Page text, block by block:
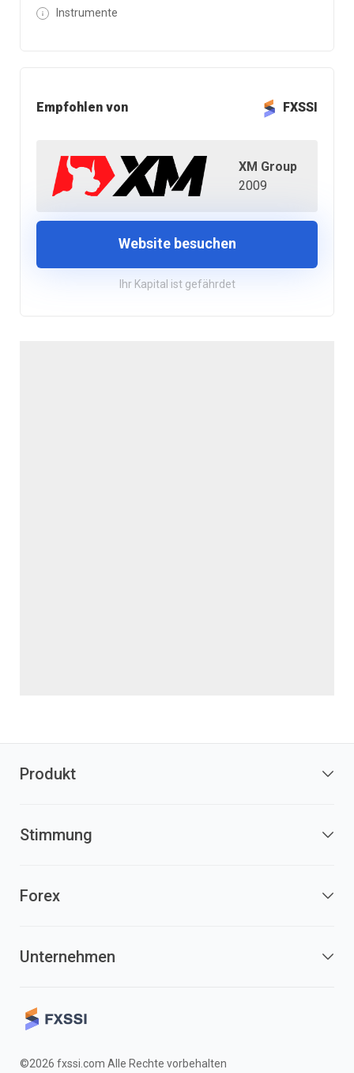
Instrumente
Empfohlen von FXSSI
XM Group
2009
Website besuchen
Ihr Kapital ist gefährdet
Produkt
Stimmung
Forex
Unternehmen
©2026 fxssi.com Alle Rechte vorbehalten